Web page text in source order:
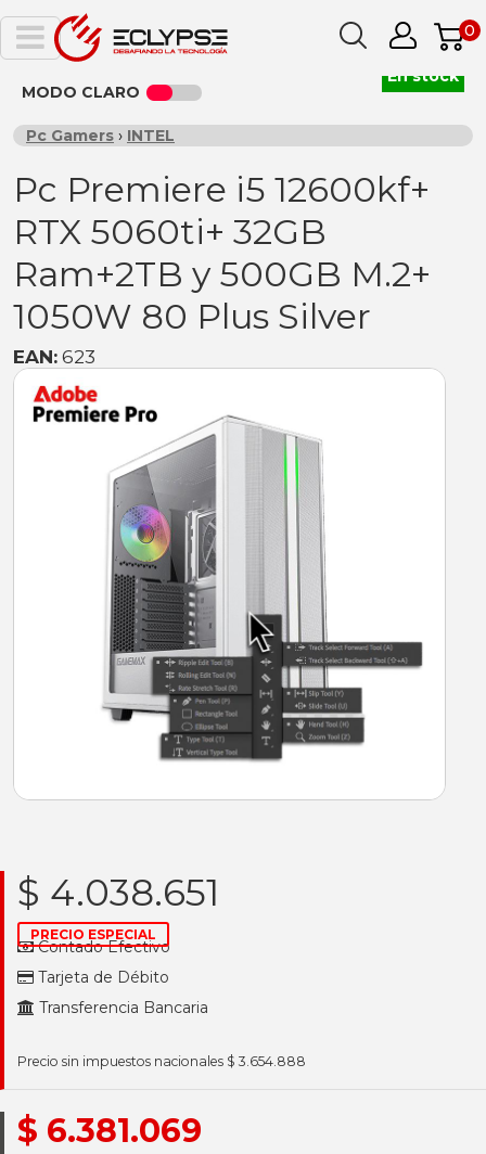
0
MODO CLARO
Pc Gamers › INTEL
Pc Premiere i5 12600kf+
RTX 5060ti+ 32GB
Ram+2TB y 500GB M.2+
1050W 80 Plus Silver
EAN: 623
$ 4.038.651
PRECIO ESPECIAL
Contado Efectivo
Tarjeta de Débito
Transferencia Bancaria
Precio sin impuestos nacionales $ 3.654.888
$ 6.381.069
En stock